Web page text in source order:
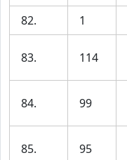
82.
1
83. 114
84. 99
85. 95